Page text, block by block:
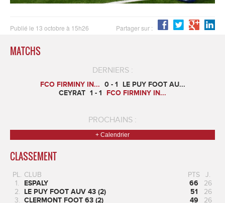
Publié le 13 octobre à 15h26 Partager sur :
MATCHS
DERNIERS :
FCO FIRMINY IN... 0 - 1
LE PUY FOOT AU...
CEYRAT 1 - 1 FCO FIRMINY IN...
PROCHAINS :
+ Calendrier
CLASSEMENT
PL. CLUB PTS
J.
1.
ESPALY 66
26
2. LE PUY FOOT AUV 43 (2) 51
26
3. CLERMONT FOOT 63 (2) 49
26